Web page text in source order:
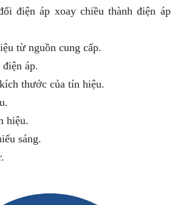
điện áp xoay chiều thành điện áp
từ nguồn cung cấp.
áp.
thước của tín hiệu.
hiệu.
sáng.